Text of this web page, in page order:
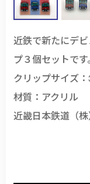
近鉄で新たにデ
プ３個セットです。
クリップサイズ
材質：アクリル
近畿日本鉄道（